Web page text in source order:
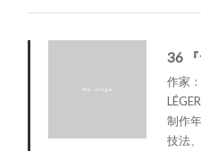
36 『
作家
LÉGER
制作
技法